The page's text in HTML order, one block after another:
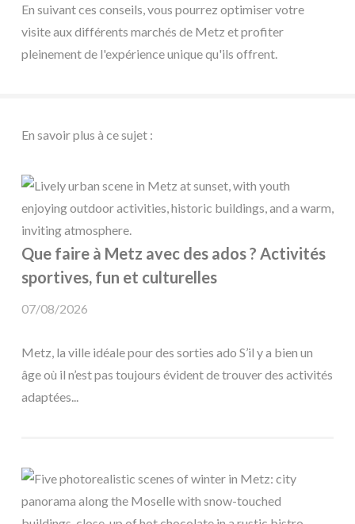
En suivant ces conseils, vous pourrez optimiser votre
visite aux différents marchés de Metz et profiter
pleinement de l'expérience unique qu'ils offrent.
En savoir plus à ce sujet :
Que faire à Metz avec des ados ? Activités
sportives, fun et culturelles
07/08/2026
Metz, la ville idéale pour des sorties ado S’il y a bien un
âge où il n’est pas toujours évident de trouver des activités
adaptées...